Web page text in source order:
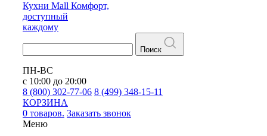
Кухни Mall Комфорт,
доступный
каждому
Поиск
ПН-ВС
с 10:00 до 20:00
8 (800) 302-77-06 8 (499) 348-15-11
КОРЗИНА
0 товаров. Заказать звонок
Меню